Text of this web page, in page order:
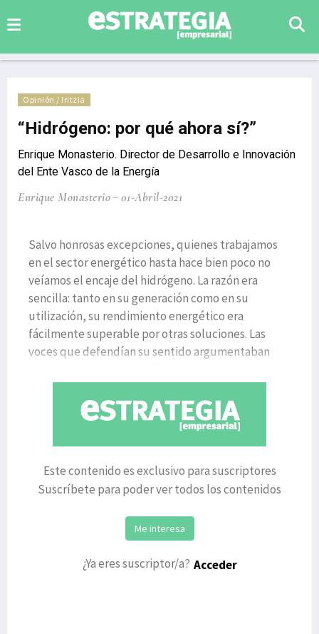
Opinión / Iritzia
“Hidrógeno: por qué ahora sí?”
Enrique Monasterio. Director de Desarrollo e Innovación
del Ente Vasco de la Energía
Enrique Monasterio 01-Abril-2021
Salvo honrosas excepciones, quienes trabajamos
en el sector energético hasta hace bien poco no
veíamos el encaje del hidrógeno. La razón era
sencilla: tanto en su generación como en su
utilización, su rendimiento energético era
fácilmente superable por otras soluciones. Las
voces que defendían su sentido argumentaban
Este contenido es exclusivo para suscriptores
Suscríbete para poder ver todos los contenidos
Me interesa
¿Ya eres suscriptor/a? Acceder